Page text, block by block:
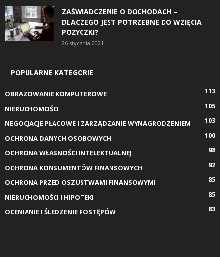
ZAŚWIADCZENIE O DOCHODACH –
DLACZEGO JEST POTRZEBNE DO WZIĘCIA
POŻYCZKI?
26 stycznia 2021
POPULARNE KATEGORIE
OBRAZOWANIE KOMPUTEROWE
113
NIERUCHOMOŚCI
105
NEGOCJACJE PŁACOWE I ZARZĄDZANIE WYNAGRODZENIEM
103
OCHRONA DANYCH OSOBOWYCH
100
OCHRONA WŁASNOŚCI INTELEKTUALNEJ
98
OCHRONA KONSUMENTÓW FINANSOWYCH
92
OCHRONA PRZED OSZUSTWAMI FINANSOWYMI
85
NIERUCHOMOŚCI I HIPOTEKI
85
OCENIANIE I ŚLEDZENIE POSTĘPÓW
83